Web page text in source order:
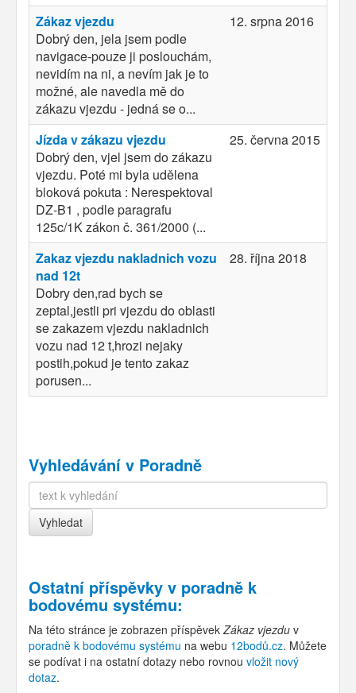
Zákaz vjezdu
Dobrý den, jela jsem podle
navigace-pouze ji poslouchám,
nevidím na ni, a nevím jak je to
možné, ale navedla mě do
zákazu vjezdu - jedná se o...
12. srpna 2016
Jízda v zákazu vjezdu
Dobrý den, vjel jsem do zákazu
vjezdu. Poté mi byla udělena
bloková pokuta : Nerespektoval
DZ-B1 , podle paragrafu
125c/1K zákon č. 361/2000 (...
25. června 2015
Zakaz vjezdu nakladnich vozu
nad 12t
Dobry den,rad bych se
zeptal,jestli pri vjezdu do oblasti
se zakazem vjezdu nakladnich
vozu nad 12 t,hrozi nejaky
postih,pokud je tento zakaz
porusen...
28. října 2018
Vyhledávání v Poradně
Ostatní příspěvky v poradně k
bodovému systému:
Na této stránce je zobrazen příspěvek Zákaz vjezdu v
poradně k bodovému systému na webu 12bodů.cz. Můžete
se podívat i na ostatní dotazy nebo rovnou vložit nový
dotaz.